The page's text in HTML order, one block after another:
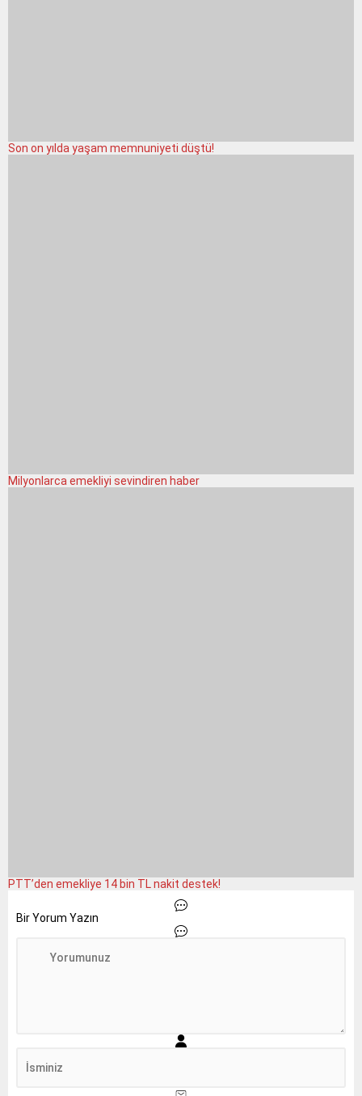
Son on yılda yaşam memnuniyeti düştü!
Milyonlarca emekliyi sevindiren haber
PTT’den emekliye 14 bin TL nakit destek!
Bir Yorum Yazın